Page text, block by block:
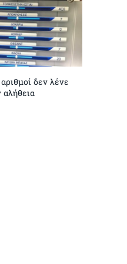
δεν λένε
αλήθεια